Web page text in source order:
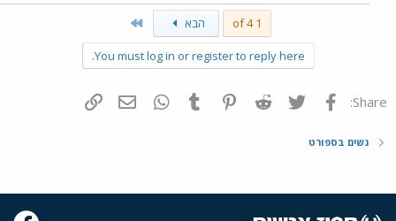
1 of 4 הבא
You must log in or register to reply here.
Share: פייסבוק Twitter
Reddit
Pinterest
Tumblr
WhatsAppדואר אלקטרוני
נשים בספורט